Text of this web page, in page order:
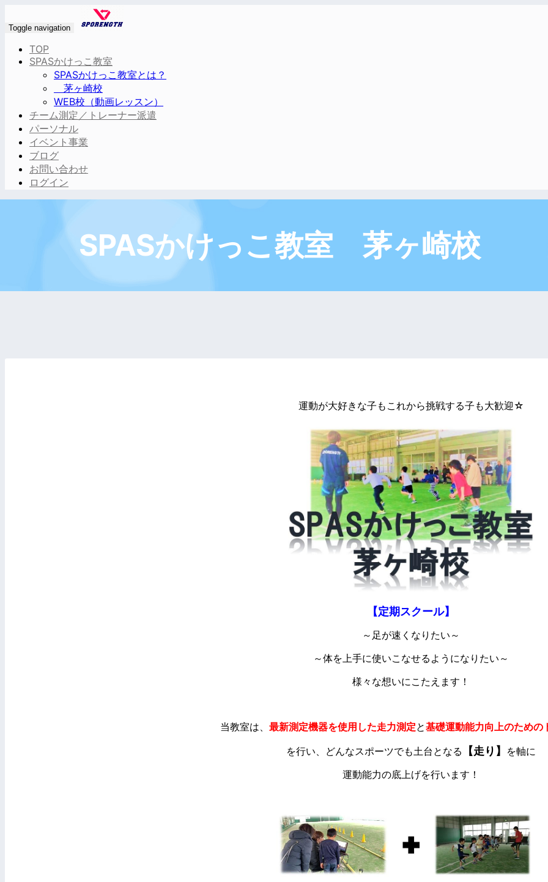
Toggle navigation
TOP
SPASかけっこ教室
SPASかけっこ教室とは？
茅ヶ崎校
WEB校（動画レッスン）
チーム測定／トレーナー派遣
パーソナル
イベント事業
ブログ
お問い合わせ
ログイン
SPASかけっこ教室 茅ヶ崎校
運動が大好きな子もこれから挑戦する子も大歓迎☆
【定期スクール】
～足が速くなりたい～
～体を上手に使いこなせるようになりたい～
様々な想いにこたえます！
当教室は、 最新測定機器を使用した走力測定と基礎運動能力向上のための
を行い、どんなスポーツでも土台となる
【走り】
を軸に
運動能力の底上げを行います！